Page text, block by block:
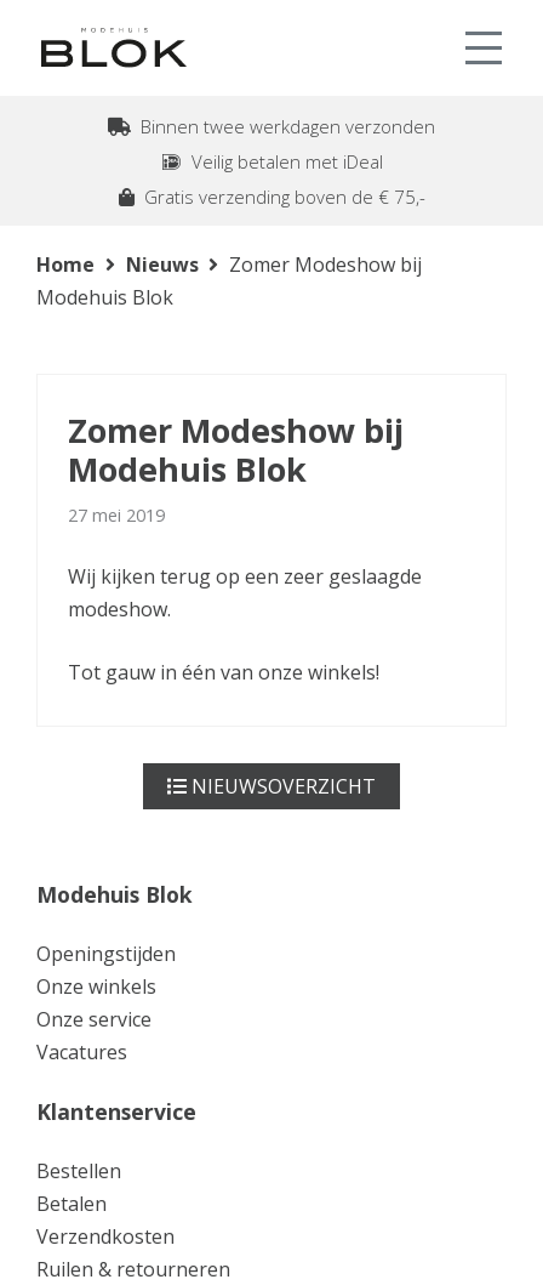
Binnen twee werkdagen verzonden
Veilig betalen met iDeal
Gratis verzending boven de € 75,-
Home Nieuws
Zomer Modeshow bij
Modehuis Blok
Zomer Modeshow bij
Modehuis Blok
27 mei 2019
Wij kijken terug op een zeer geslaagde
modeshow.
Tot gauw in één van onze winkels!
NIEUWSOVERZICHT
Modehuis Blok
Openingstijden
Onze winkels
Onze service
Vacatures
Klantenservice
Bestellen
Betalen
Verzendkosten
Ruilen & retourneren